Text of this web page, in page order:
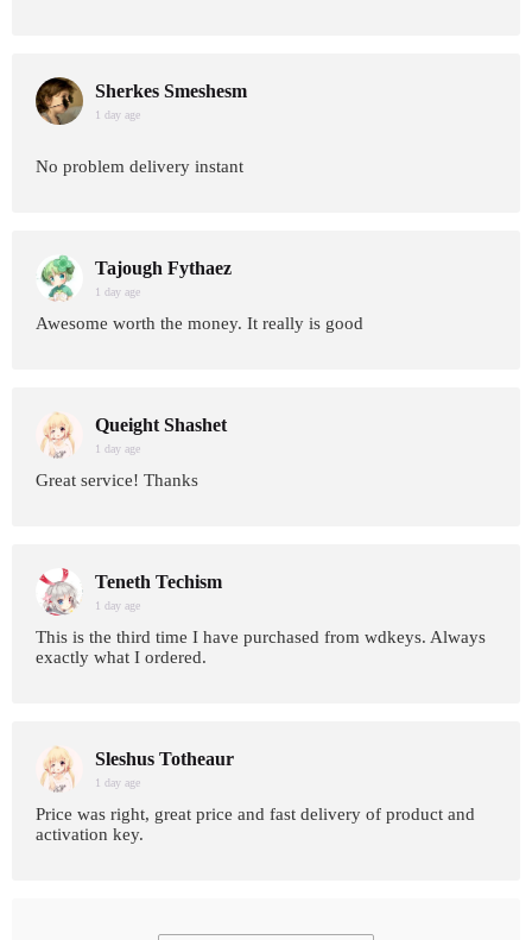
Sherkes Smeshesm
1 day age
No problem delivery instant
Tajough Fythaez
1 day age
Awesome worth the money. It really is good
Queight Shashet
1 day age
Great service! Thanks
Teneth Techism
1 day age
This is the third time I have purchased from wdkeys. Always
exactly what I ordered.
Sleshus Totheaur
1 day age
Price was right, great price and fast delivery of product and
activation key.